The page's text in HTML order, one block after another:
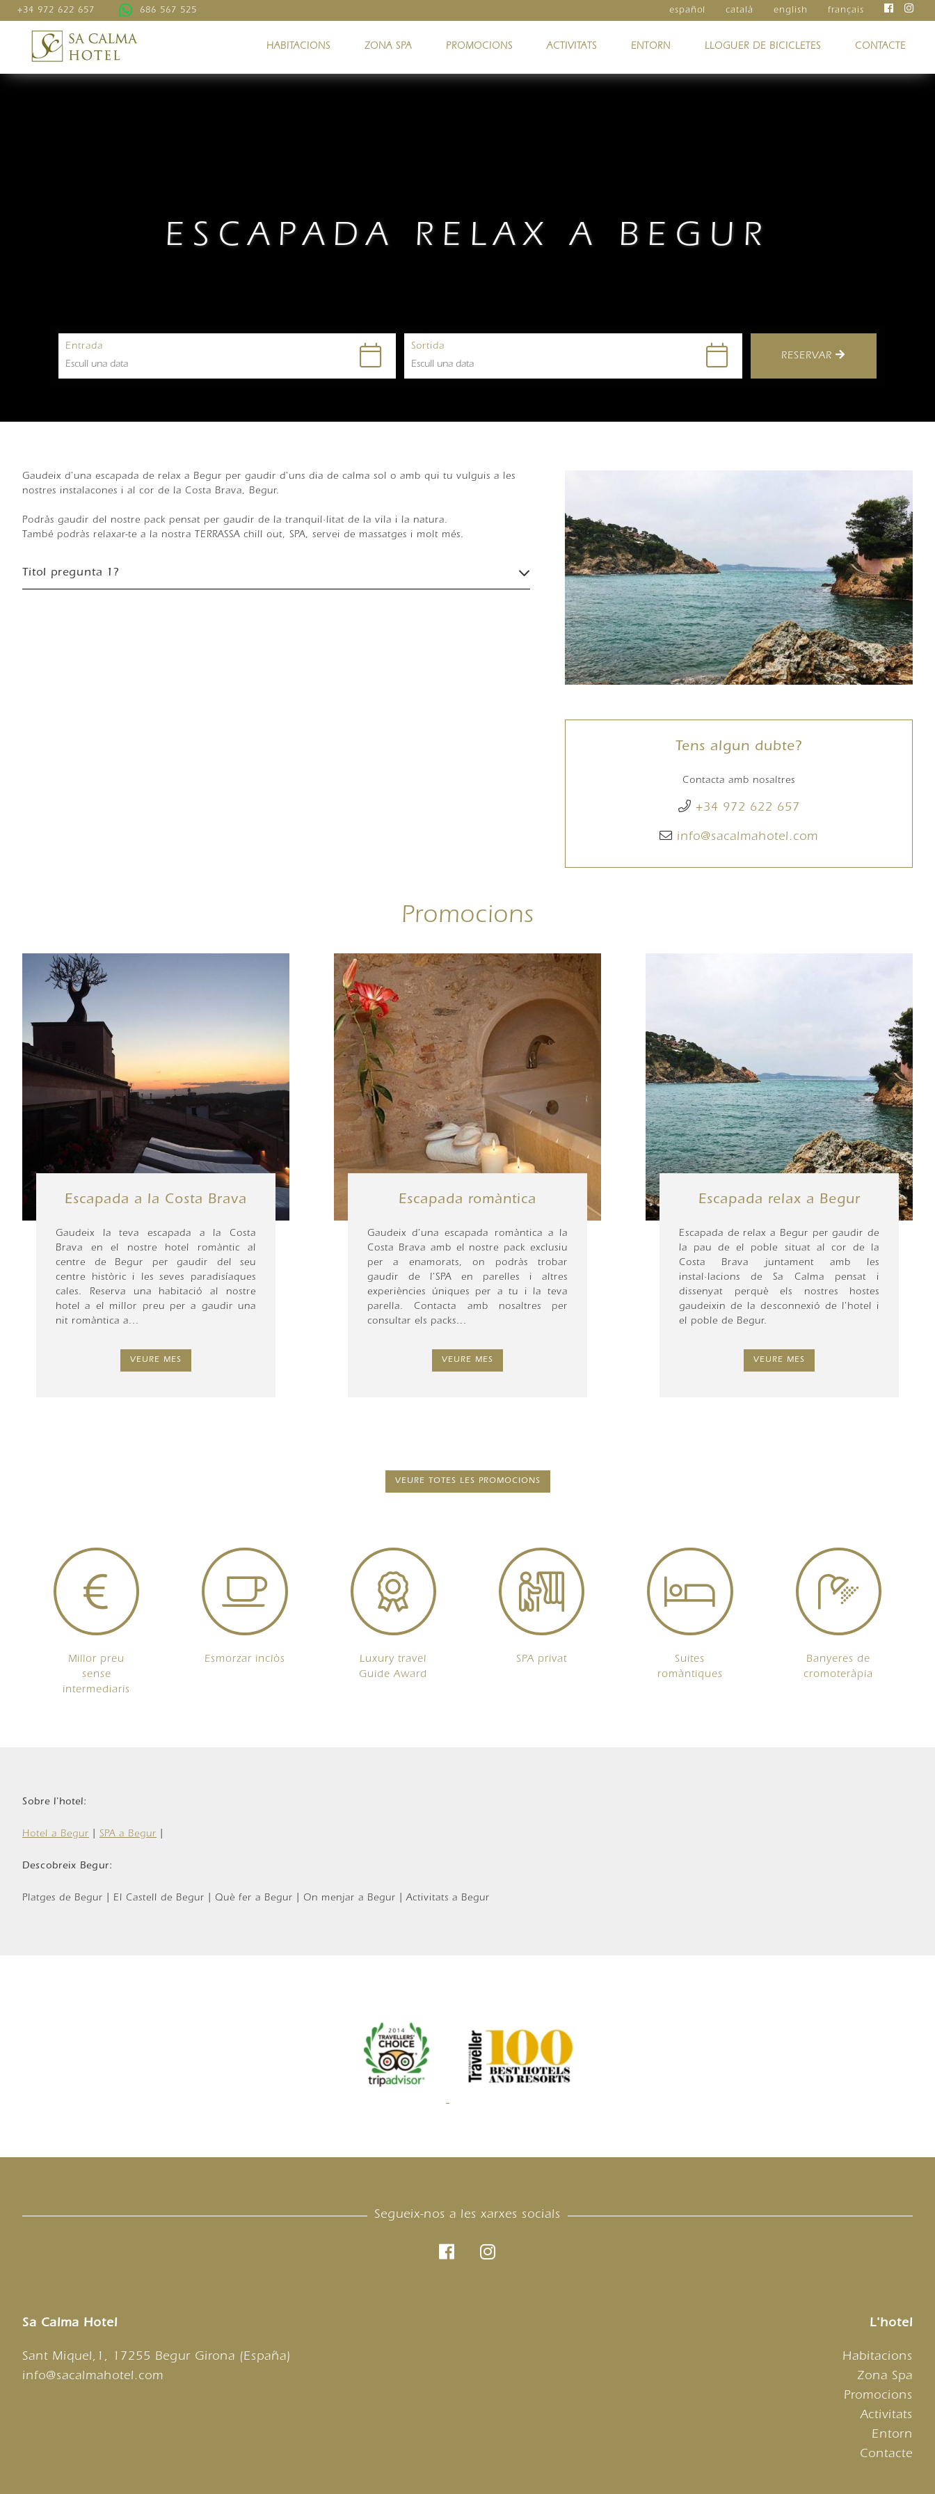
+34 972 622 657 686 567 525 español català english français
HABITACIONS ZONA SPA PROMOCIONS ACTIVITATS ENTORN LLOGUER DE BICICLETES CONTACTE
Entrada Sortida
RESERVAR
ESCAPADA RELAX A BEGUR
Gaudeix d'una escapada de relax a Begur per gaudir d'uns dia de calma sol o amb qui tu vulguis a les
nostres instalacones i al cor de la Costa Brava, Begur.
Podràs gaudir del nostre pack pensat per gaudir de la tranquil·litat de la vila i la natura.
També podràs relaxar-te a la nostra TERRASSA chill out, SPA, servei de massatges i molt més.
Titol pregunta 1?
Tens algun dubte?
Contacta amb nosaltres
+34 972 622 657
info@sacalmahotel.com
Promocions
Escapada a la Costa Brava
Gaudeix la teva escapada a la Costa
Brava en el nostre hotel romàntic al
centre de Begur per gaudir del seu
centre històric i les seves paradisíaques
cales. Reserva una habitació al nostre
hotel a el millor preu per a gaudir una
nit romàntica a...
VEURE MES
Escapada romàntica
Gaudeix d'una escapada romàntica a la
Costa Brava amb el nostre pack exclusiu
per a enamorats, on podràs trobar
gaudir de l'SPA en parelles i altres
experiències úniques per a tu i la teva
parella. Contacta amb nosaltres per
consultar els packs...
VEURE MES
Escapada relax a Begur
Escapada de relax a Begur per gaudir de
la pau de el poble situat al cor de la
Costa Brava juntament amb les
instal·lacions de Sa Calma pensat i
dissenyat perquè els nostres hostes
gaudeixin de la desconnexió de l'hotel i
el poble de Begur.
VEURE MES
VEURE TOTES LES PROMOCIONS
Millor preu
sense
intermediaris
Esmorzar inclòs
Luxury travel
Guide Award
SPA privat
Suites
romàntiques
Banyeres de
cromoteràpia
Sobre l'hotel:
Hotel a Begur SPA a Begur
Descobreix Begur:
Platges de Begur | El Castell de Begur | Què fer a Begur | On menjar a Begur | Activitats a Begur
Segueix-nos a les xarxes socials
Sa Calma Hotel
Sant Miquel,1, 17255 Begur Girona (España)
info@sacalmahotel.com
L'hotel
Habitacions
Zona Spa
Promocions
Activitats
Entorn
Contacte